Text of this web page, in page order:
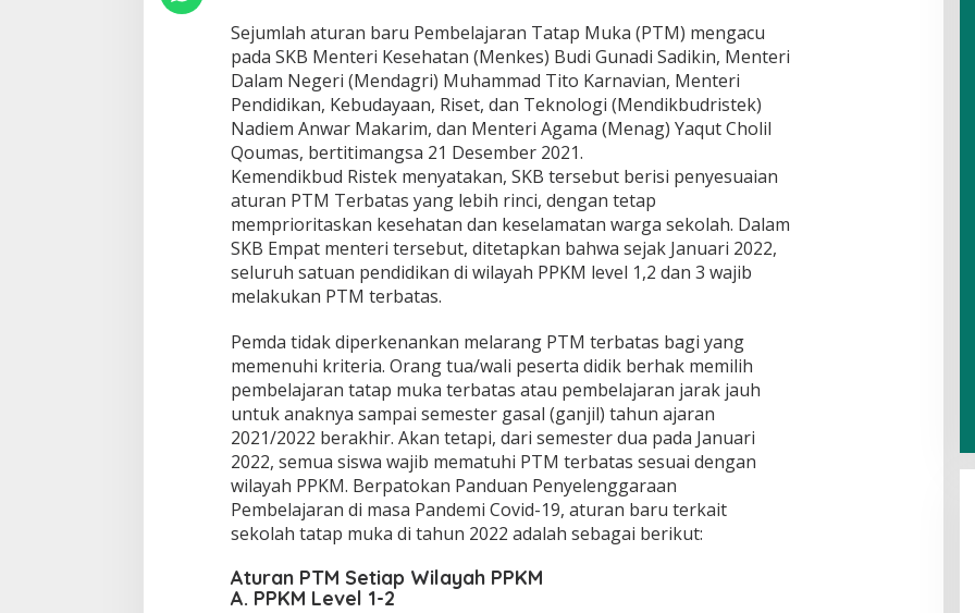
Sejumlah aturan baru Pembelajaran Tatap Muka (PTM) mengacu
pada SKB Menteri Kesehatan (Menkes) Budi Gunadi Sadikin, Menteri
Dalam Negeri (Mendagri) Muhammad Tito Karnavian, Menteri
Pendidikan, Kebudayaan, Riset, dan Teknologi (Mendikbudristek)
Nadiem Anwar Makarim, dan Menteri Agama (Menag) Yaqut Cholil
Qoumas, bertitimangsa 21 Desember 2021.
Kemendikbud Ristek menyatakan, SKB tersebut berisi penyesuaian
aturan PTM Terbatas yang lebih rinci, dengan tetap
memprioritaskan kesehatan dan keselamatan warga sekolah. Dalam
SKB Empat menteri tersebut, ditetapkan bahwa sejak Januari 2022,
seluruh satuan pendidikan di wilayah PPKM level 1,2 dan 3 wajib
melakukan PTM terbatas.
Pemda tidak diperkenankan melarang PTM terbatas bagi yang
memenuhi kriteria. Orang tua/wali peserta didik berhak memilih
pembelajaran tatap muka terbatas atau pembelajaran jarak jauh
untuk anaknya sampai semester gasal (ganjil) tahun ajaran
2021/2022 berakhir. Akan tetapi, dari semester dua pada Januari
2022, semua siswa wajib mematuhi PTM terbatas sesuai dengan
wilayah PPKM. Berpatokan Panduan Penyelenggaraan
Pembelajaran di masa Pandemi Covid-19, aturan baru terkait
sekolah tatap muka di tahun 2022 adalah sebagai berikut:
Aturan PTM Setiap Wilayah PPKM
A. PPKM Level 1-2